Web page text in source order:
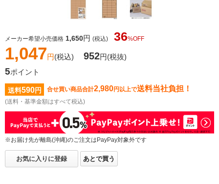
メーカー希望小売価格 1,650円 (税込) 36%OFF
1,047円(税込) 952円(税抜)
5ポイント
送料590円 合せ買い商品合計2,980円以上で送料当社負担！
(送料・基準金額はすべて税込)
※お届け先が離島(沖縄)のご注文はPayPay対象外です
お気に入りに登録 あとで買う